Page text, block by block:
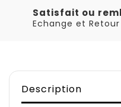
Satisfait ou
Echange et Retour
Description